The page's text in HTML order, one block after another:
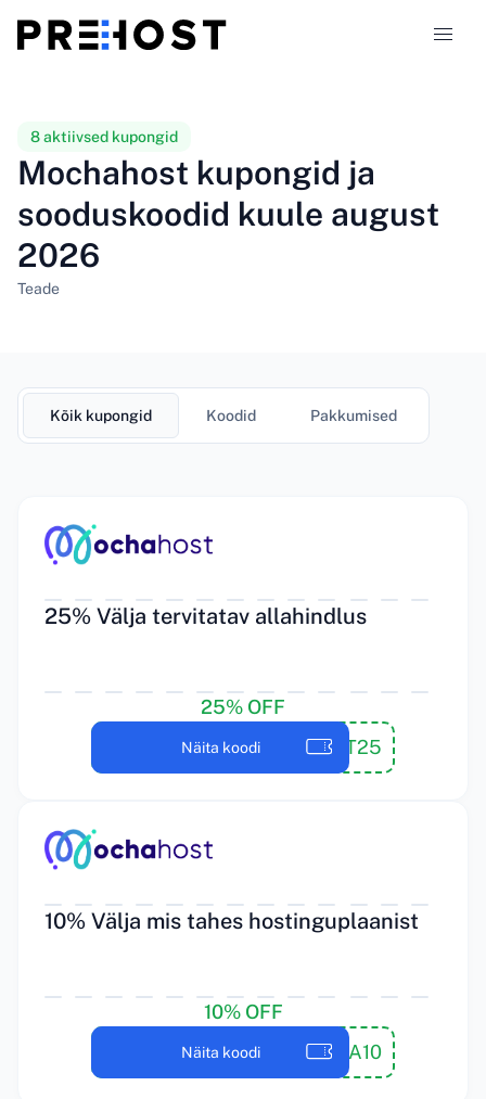
Võrdlused
Kupongid
8 aktiivsed kupongid
Mochahost kupongid ja
sooduskoodid kuule august
2026
Teade
Kõik kupongid Koodid Pakkumised
25% Välja tervitatav allahindlus
25% OFF
TERE TULEMAST25
Näita koodi
10% Välja mis tahes hostinguplaanist
10% OFF
MOCHA10
Näita koodi